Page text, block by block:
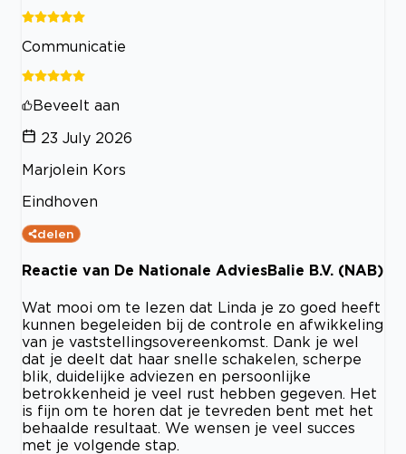
Communicatie
Beveelt aan
23 July 2026
Marjolein Kors
Eindhoven
delen
Reactie van De Nationale AdviesBalie B.V. (NAB)
Wat mooi om te lezen dat Linda je zo goed heeft
kunnen begeleiden bij de controle en afwikkeling
van je vaststellingsovereenkomst. Dank je wel
dat je deelt dat haar snelle schakelen, scherpe
blik, duidelijke adviezen en persoonlijke
betrokkenheid je veel rust hebben gegeven. Het
is fijn om te horen dat je tevreden bent met het
behaalde resultaat. We wensen je veel succes
met je volgende stap.